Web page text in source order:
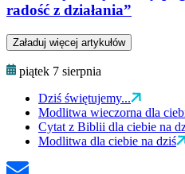
radość z działania”
Załaduj więcej artykułów
piątek 7 sierpnia
Dziś świętujemy...
Modlitwa wieczorna dla
Cytat z Biblii dla ciebie na
Modlitwa dla ciebie na dziś